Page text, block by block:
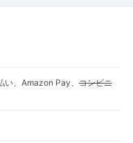
い、Amazon Pay、コンビニ